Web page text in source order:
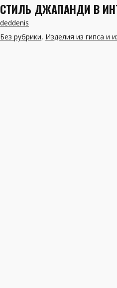
СТИЛЬ ДЖАПАНДИ В
deddenis
Без рубрики, Изделия из гипса и